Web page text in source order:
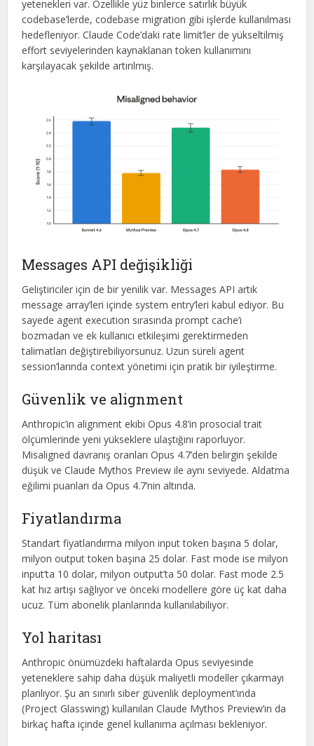
yetenekleri var. Özellikle yüz binlerce satırlık büyük
codebase’lerde, codebase migration gibi işlerde kullanılması
hedefleniyor. Claude Code’daki rate limit’ler de yükseltilmiş
effort seviyelerinden kaynaklanan token kullanımını
karşılayacak şekilde artırılmış.
Messages API değişikliği
Geliştiriciler için de bir yenilik var. Messages API artık
message array’leri içinde system entry’leri kabul ediyor. Bu
sayede agent execution sırasında prompt cache’i
bozmadan ve ek kullanıcı etkileşimi gerektirmeden
talimatları değiştirebiliyorsunuz. Uzun süreli agent
session’larında context yönetimi için pratik bir iyileştirme.
Güvenlik ve alignment
Anthropic’in alignment ekibi Opus 4.8’in prosocial trait
ölçümlerinde yeni yükseklere ulaştığını raporluyor.
Misaligned davranış oranları Opus 4.7’den belirgin şekilde
düşük ve Claude Mythos Preview ile aynı seviyede. Aldatma
eğilimi puanları da Opus 4.7’nin altında.
Fiyatlandırma
Standart fiyatlandırma milyon input token başına 5 dolar,
milyon output token başına 25 dolar. Fast mode ise milyon
input’ta 10 dolar, milyon output’ta 50 dolar. Fast mode 2.5
kat hız artışı sağlıyor ve önceki modellere göre üç kat daha
ucuz. Tüm abonelik planlarında kullanılabiliyor.
Yol haritası
Anthropic önümüzdeki haftalarda Opus seviyesinde
yeteneklere sahip daha düşük maliyetli modeller çıkarmayı
planlıyor. Şu an sınırlı siber güvenlik deployment’ında
(Project Glasswing) kullanılan Claude Mythos Preview’ın da
birkaç hafta içinde genel kullanıma açılması bekleniyor.